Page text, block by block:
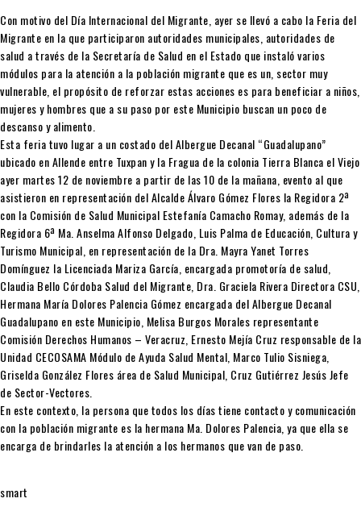
Con motivo del Día Internacional del Migrante, ayer se llevó a cabo la Feria del
Migrante en la que participaron autoridades municipales, autoridades de
salud a través de la Secretaría de Salud en el Estado que instaló varios
módulos para la atención a la población migrante que es un, sector muy
vulnerable, el propósito de reforzar estas acciones es para beneficiar a niños,
mujeres y hombres que a su paso por este Municipio buscan un poco de
descanso y alimento.
Esta feria tuvo lugar a un costado del Albergue Decanal “Guadalupano”
ubicado en Allende entre Tuxpan y la Fragua de la colonia Tierra Blanca el Viejo
ayer martes 12 de noviembre a partir de las 10 de la mañana, evento al que
asistieron en representación del Alcalde Álvaro Gómez Flores la Regidora 2ª
con la Comisión de Salud Municipal Estefanía Camacho Romay, además de la
Regidora 6ª Ma. Anselma Alfonso Delgado, Luis Palma de Educación, Cultura y
Turismo Municipal, en representación de la Dra. Mayra Yanet Torres
Domínguez la Licenciada Mariza García, encargada promotoría de salud,
Claudia Bello Córdoba Salud del Migrante, Dra. Graciela Rivera Directora CSU,
Hermana María Dolores Palencia Gómez encargada del Albergue Decanal
Guadalupano en este Municipio, Melisa Burgos Morales representante
Comisión Derechos Humanos – Veracruz, Ernesto Mejía Cruz responsable de la
Unidad CECOSAMA Módulo de Ayuda Salud Mental, Marco Tulio Sisniega,
Griselda González Flores área de Salud Municipal, Cruz Gutiérrez Jesús Jefe
de Sector-Vectores.
En este contexto, la persona que todos los días tiene contacto y comunicación
con la población migrante es la hermana Ma. Dolores Palencia, ya que ella se
encarga de brindarles la atención a los hermanos que van de paso.
smart